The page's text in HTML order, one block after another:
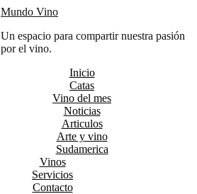
Mundo Vino
Un espacio para compartir nuestra pasión
por el vino.
Inicio
Catas
Vino del mes
Noticias
Articulos
Arte y vino
Sudamerica
Vinos
Servicios
Contacto